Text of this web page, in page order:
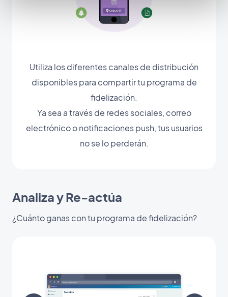
Utiliza los diferentes canales de distribución
disponibles para compartir tu programa de
fidelización.
Ya sea a través de redes sociales, correo
electrónico o notificaciones push, tus usuarios
no se lo perderán.
Analiza y Re-actúa
¿Cuánto ganas con tu programa de fidelización?